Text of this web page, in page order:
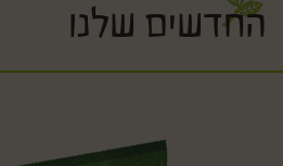
החדשים שלנו